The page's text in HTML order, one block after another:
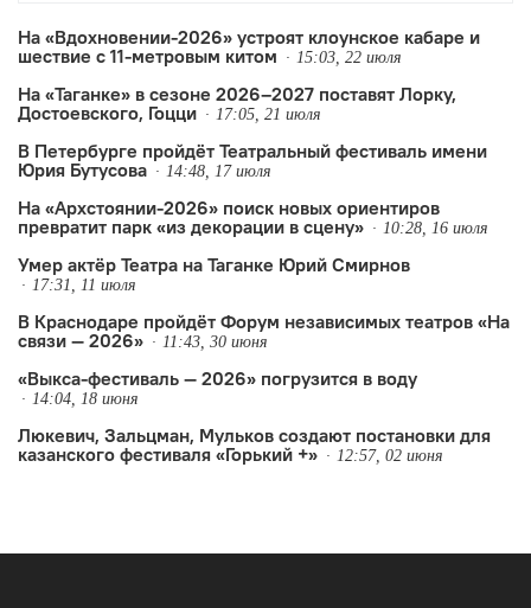
На «Вдохновении-2026» устроят клоунское кабаре и
шествие с 11-метровым китом
15:03, 22 июля
На «Таганке» в сезоне 2026–2027 поставят Лорку,
Достоевского, Гоцци
17:05, 21 июля
В Петербурге пройдёт Театральный фестиваль имени
Юрия Бутусова
14:48, 17 июля
На «Архстоянии-2026» поиск новых ориентиров
превратит парк «из декорации в сцену»
10:28, 16 июля
Умер актёр Театра на Таганке Юрий Смирнов
17:31, 11 июля
В Краснодаре пройдёт Форум независимых театров «На
связи — 2026»
11:43, 30 июня
«Выкса-фестиваль — 2026» погрузится в воду
14:04, 18 июня
Люкевич, Зальцман, Мульков создают постановки для
казанского фестиваля «Горький +»
12:57, 02 июня